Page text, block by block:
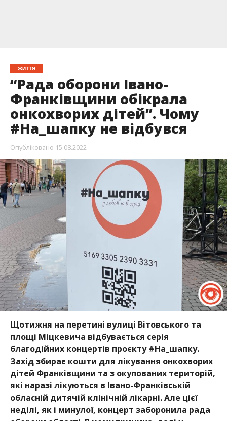
ЖИТТЯ
“Рада оборони Івано-
Франківщини обікрала
онкохворих дітей”. Чому
#На_шапку не відбувся
Опубліковано 15.08.2022
Щотижня на перетині вулиці Вітовського та
площі Міцкевича відбувається серія
благодійних концертів проєкту #На_шапку.
Захід збирає кошти для лікування онкохворих
дітей Франківщини та з окупованих територій,
які наразі лікуються в Івано-Франківській
обласній дитячій клінічній лікарні. Але цієї
неділі, як і минулої, концерт заборонила рада